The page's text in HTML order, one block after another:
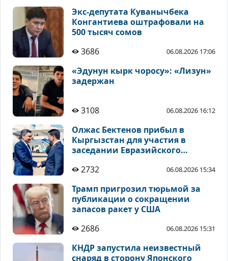
Экс-депутата Куванычбека
Конгантиева оштрафовали на
500 тысяч сомов
3686
06.08.2026 17:06
«Эдунун кырк чоросу»: «Лизун»
задержан
3108 06.08.2026 16:12
Олжас Бектенов прибыл в
Кыргызстан для участия в
заседании Евразийского
2732
06.08.2026 15:34
Трамп пригрозил тюрьмой за
публикации о сокращении
запасов ракет у США
2686
06.08.2026 15:31
КНДР запустила неизвестный
снаряд в сторону Японского